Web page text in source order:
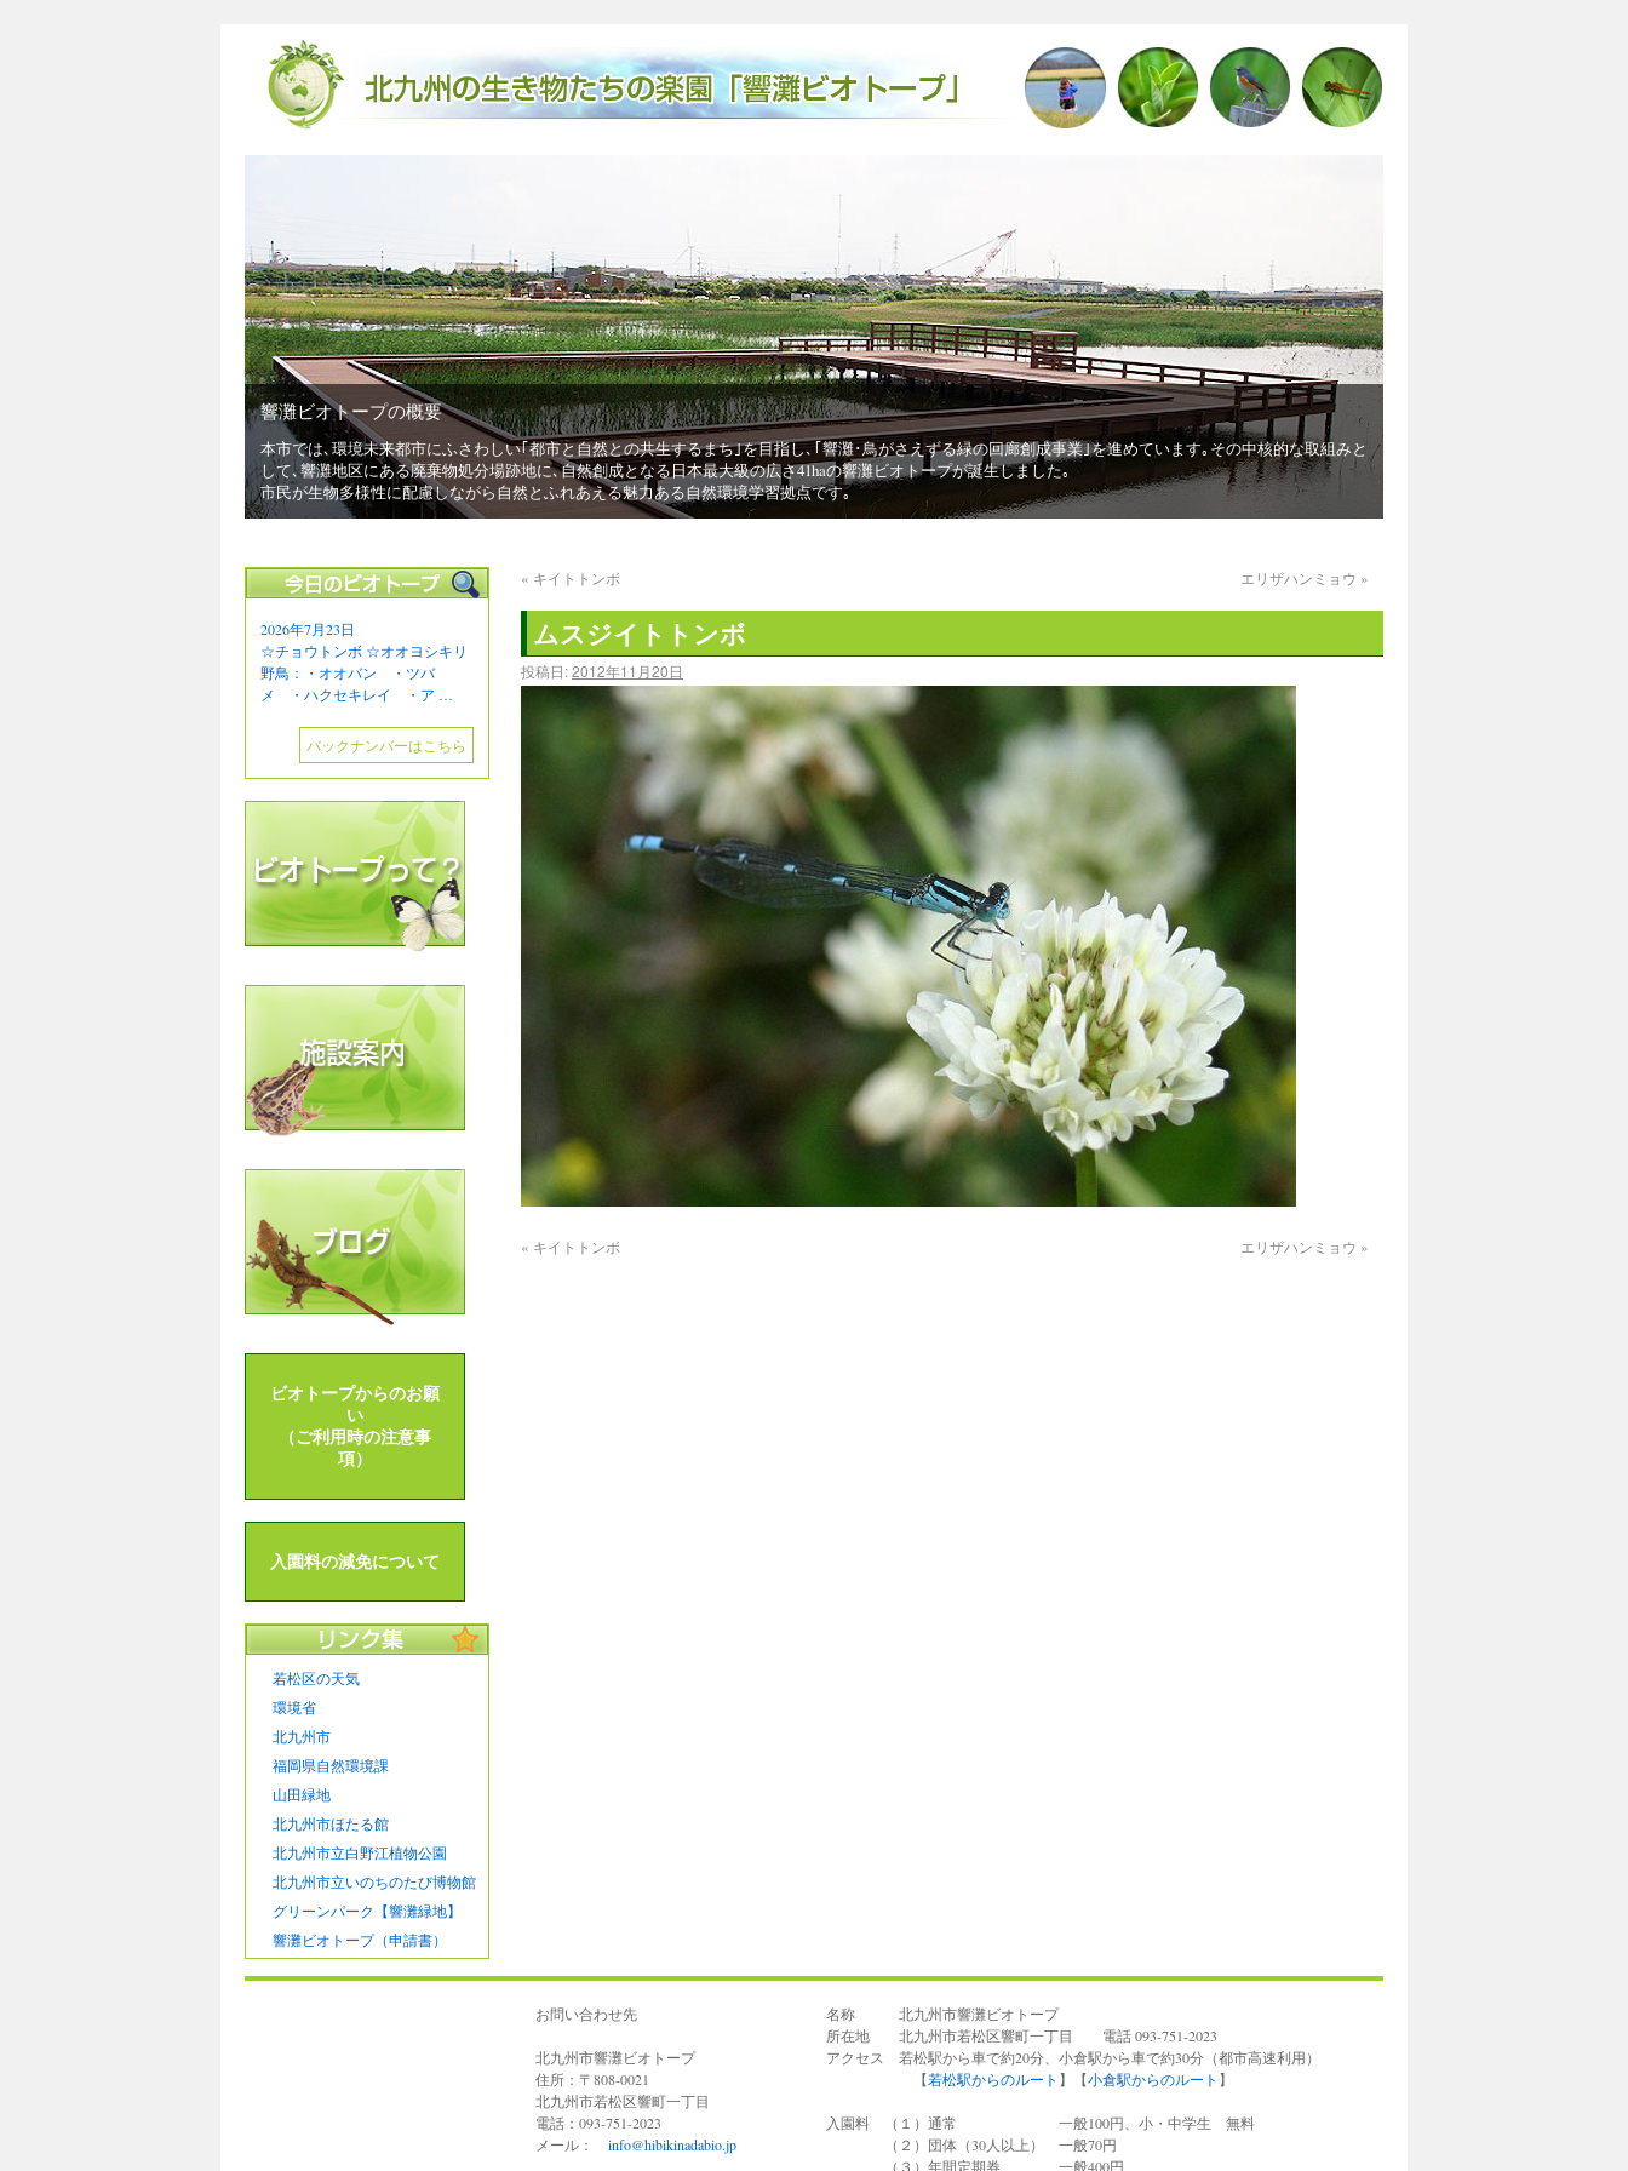
境未来都市にふさわしい｢都市と自然との共生するまち｣を目指し､｢響灘･鳥がさえずる緑の回廊創成事業｣を進めています｡その中核的な取組みと
区にある廃棄物処分場跡地に､自然創成となる日本最大級の広さ41haの響灘ビオトープが誕生しました｡
様性に配慮しながら自然とふれあえる魅力ある自然環境学習拠点です｡
廃棄物埋立地からビオトープになるまで
廃棄物の埋め立て後に出来たデコボコの地形が､湿地や淡水池､草原などの多
きた卵がかえり､メダカが誕生したり､ガレキに卵を産み繋殖するコアジサシ
ヒなど希少な生物も見られました。
« キイトトンボ エリザハンミョウ »
ムスジイトトンボ
投稿日:2012年11月20日
« キイトトンボ エリザハンミョウ »
2026年7月23日
☆チョウトンボ ☆オオヨシキリ
野鳥：・オオバン ・ツバ
メ ・ハクセキレイ ・ア …
バックナンバーはこちら
ビオトープからのお願
い
（ご利用時の注意事
項）
入園料の減免について
若松区の天気
環境省
北九州市
福岡県自然環境課
山田緑地
北九州市ほたる館
北九州市立白野江植物公園
北九州市立いのちのたび博物館
グリーンパーク【響灘緑地】
響灘ビオトープ（申請書）
お問い合わせ先
北九州市響灘ビオトープ
住所：〒808-0021
北九州市若松区響町一丁目
電話：093-751-2023
メール： info@hibikinadabio.jp
名称 北九州市響灘ビオトープ
所在地 北九州市若松区響町一丁目 電話 093-751-2023
アクセス 若松駅から車で約20分、小倉駅から車で約30分（都市高速利用）
【若松駅からのルート 】【小倉駅からのルート 】
入園料 （１）通常 一般100円、小・中学生 無料
（２）団体（30人以上） 一般70円
（３）年間定期券 一般400円